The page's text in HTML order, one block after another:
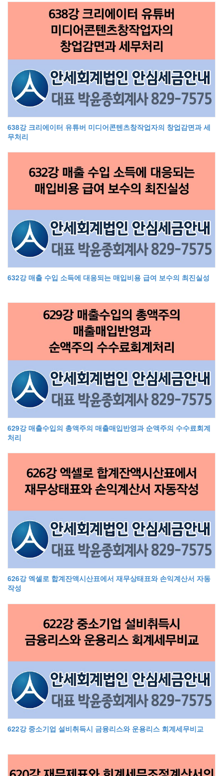
638강 크리에이터 유튜버 미디어콘텐츠창작업자의 창업감면과 세
무처리
632강 매출 수입 소득에 대응되는 매입비용 급여 보수의 최진실성
629강 매출수입의 총액주의 매출매입반영과 순액주의 수수료회계
처리
626강 엑셀로 합계잔액시산표에서 재무상태표와 손익계산서 자동
작성
622강 중소기업 설비취득시 금융리스와 운용리스 회계세무비교